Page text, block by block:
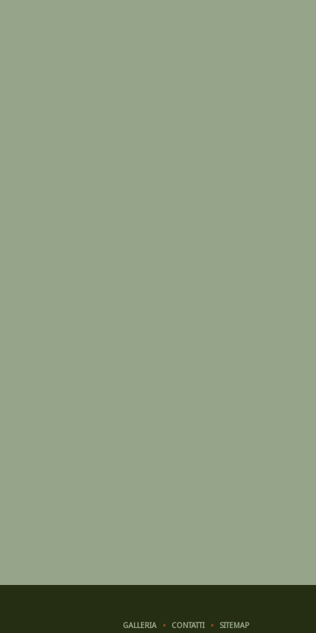
GALLERIA CONTATTI SITEMAP